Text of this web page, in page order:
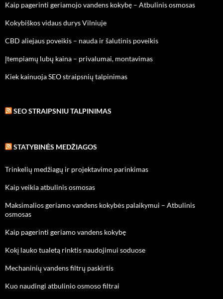
Kaip pagerinti geriamojo vandens kokybę – Atbulinis osmosas
Kokybiškos vidaus durys Vilniuje
CBD aliejaus poveikis – nauda ir šalutinis poveikis
Įtempiamų lubų kaina – privalumai, montavimas
Kiek kainuoja SEO straipsnių talpinimas
SEO STRAIPSNIU TALPINIMAS
STATYBINĖS MEDŽIAGOS
Trinkelių medžiagų ir projektavimo parinkimas
Kaip veikia atbulinis osmosas
Maksimalios geriamo vandens kokybės palaikymui – Atbulinis
osmosas
Kaip pagerinti geriamo vandens kokybę
Kokį lauko tualetą rinktis naudojimui soduose
Mechaninių vandens filtrų paskirtis
Kuo naudingi atbulinio osmoso filtrai